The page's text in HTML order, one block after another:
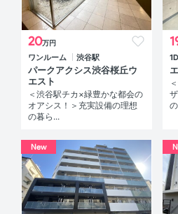
20万円
ワンルーム 渋谷駅
パークアクシス渋谷桜丘ウ
エスト
＜渋谷駅チカ×緑豊かな都会の
オアシス！＞充実設備の理想
の暮ら...
New